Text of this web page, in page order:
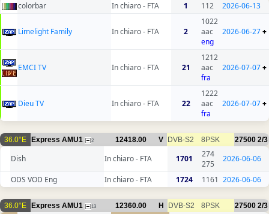
colorbar In chiaro - FTA 1 112 2026-06-13
Limelight Family In chiaro - FTA 2
1022
aac
eng
2026-06-27+
EMCI TV In chiaro - FTA 21
1212
aac
fra
2026-07-07+
Dieu TV In chiaro - FTA 22
1222
aac
fra
2026-07-07+
36.0°E Express AMU1 2 12418.00 V DVB-S2 8PSK 27500 2/3
Dish In chiaro - FTA 1701
274
275
2026-06-06
ODS VOD Eng In chiaro - FTA 1724 1161 2026-06-06
36.0°E Express AMU1 13 12360.00 H DVB-S2 8PSK 27500 2/3